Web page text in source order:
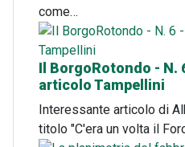
come…
Il BorgoRotondo - N.
articolo Tampellini
Interessante articolo di
titolo "C'era un volta il